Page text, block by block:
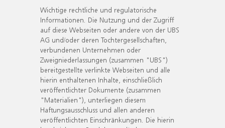
Wichtige rechtliche und regulatorische
Informationen. Die Nutzung und der Zugriff
auf diese Webseiten oder andere von der UBS
AG und/oder deren Tochtergesellschaften,
verbundenen Unternehmen oder
Zweigniederlassungen (zusammen "UBS")
bereitgestellte verlinkte Webseiten und alle
hierin enthaltenen Inhalte, einschließlich
veröffentlichter Dokumente (zusammen
"Materialien"), unterliegen diesem
Haftungsausschluss und allen anderen
veröffentlichten Einschränkungen. Die hierin